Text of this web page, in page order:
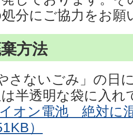
分にご協力をお願
方法
さないごみ」の日
半透明な袋に入れ
オン電池 絶対に
）